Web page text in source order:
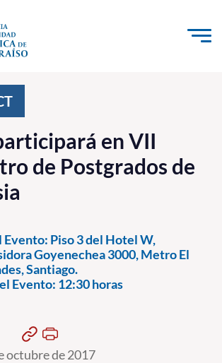
al contenido
e Innovación
el Medio
en VII
de Postgrados de
Evento: Piso 3 del Hotel W,
Goyenechea 3000, Metro El
Santiago.
Evento: 12:30 horas
octubre de 2017